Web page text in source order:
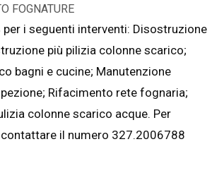
FOGNATURE
i seguenti interventi: Disostruzione
più pilizia colonne scarico;
bagni e cucine; Manutenzione
Rifacimento rete fognaria;
colonne scarico acque. Per
il numero 327.2006788